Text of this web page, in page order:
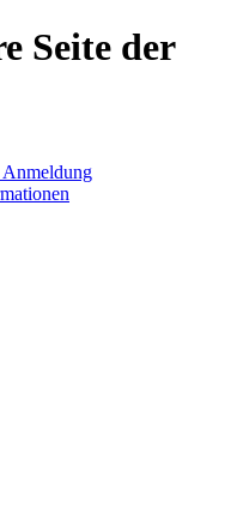
Seite der